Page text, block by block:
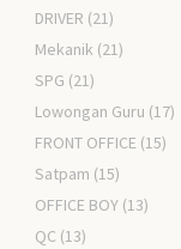
DRIVER (21)
Mekanik (21)
SPG (21)
Lowongan Guru (17)
FRONT OFFICE (15)
Satpam (15)
OFFICE BOY (13)
QC (13)